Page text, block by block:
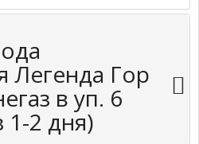
Легенда Гор
в уп. 6
1-2 дня)